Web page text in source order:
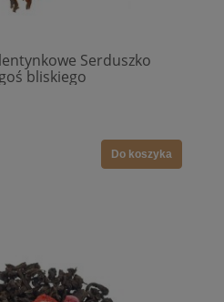
Serduszko
bliskiego
Do koszyka